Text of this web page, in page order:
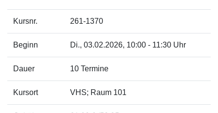
Kursnr. 261-1370
Beginn Di., 03.02.2026, 10:00 - 11:30 Uhr
Dauer 10 Termine
Kursort VHS; Raum 101